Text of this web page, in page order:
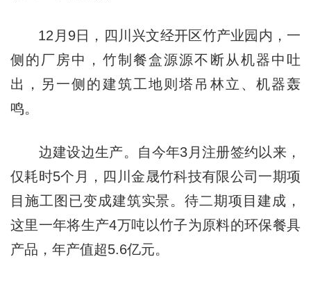
12月9日，四川兴文经开区竹产业园内，一
侧的厂房中，竹制餐盒源源不断从机器中吐
出，另一侧的建筑工地则塔吊林立、机器轰
鸣。
边建设边生产。自今年3月注册签约以来，
仅耗时5个月，四川金晟竹科技有限公司一期项
目施工图已变成建筑实景。待二期项目建成，
这里一年将生产4万吨以竹子为原料的环保餐具
产品，年产值超5.6亿元。